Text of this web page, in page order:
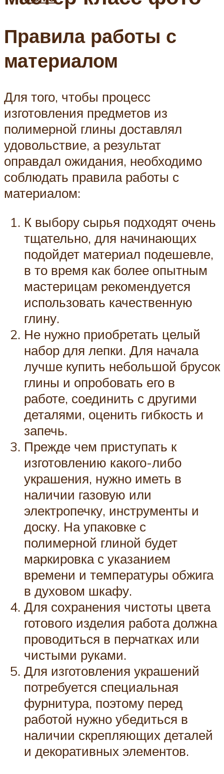
Правила работы с
материалом
Для того, чтобы процесс
изготовления предметов из
полимерной глины доставлял
удовольствие, а результат
оправдал ожидания, необходимо
соблюдать правила работы с
материалом:
К выбору сырья подходят очень
тщательно, для начинающих
подойдет материал подешевле,
в то время как более опытным
мастерицам рекомендуется
использовать качественную
глину.
Не нужно приобретать целый
набор для лепки. Для начала
лучше купить небольшой брусок
глины и опробовать его в
работе, соединить с другими
деталями, оценить гибкость и
запечь.
Прежде чем приступать к
изготовлению какого-либо
украшения, нужно иметь в
наличии газовую или
электропечку, инструменты и
доску. На упаковке с
полимерной глиной будет
маркировка с указанием
времени и температуры обжига
в духовом шкафу.
Для сохранения чистоты цвета
готового изделия работа должна
проводиться в перчатках или
чистыми руками.
Для изготовления украшений
потребуется специальная
фурнитура, поэтому перед
работой нужно убедиться в
наличии скрепляющих деталей
и декоративных элементов.